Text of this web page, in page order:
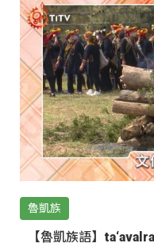
魯凱族
【魯凱族語】